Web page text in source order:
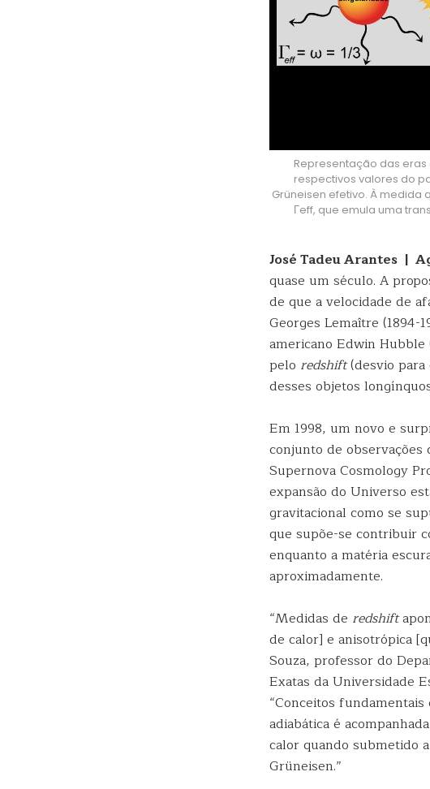
Representação das
respectivos valores do
Grüneisen efetivo. À
Γeff, que emula uma
José Tadeu Arantes |
quase um século. A
de que a velocidade de
Georges Lemaître (1894-
americano Edwin Hubble
pelo redshift(desvio para
desses objetos
Em 1998, um novo e
conjunto de
Supernova Cosmology
expansão do Universo
gravitacional como se
que supõe-se contribuir
enquanto a matéria
aproximadamente.
“Medidas de redshift
de calor] e anisotrópica
Souza, professor do
Exatas da Universidade
“Conceitos
adiabática é
calor quando submetido
Grüneisen.”